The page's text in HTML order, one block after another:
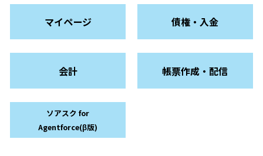
マイページ 債権・入金
会計 帳票作成・配信
ソアスク for
Agentforce(β版)